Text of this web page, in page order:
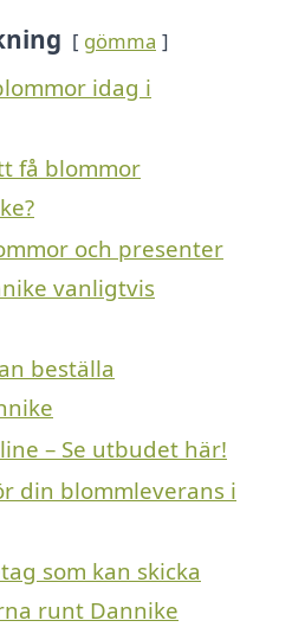
gömma
idag i
få blommor
och presenter
vanligtvis
beställa
– Se utbudet här!
din blommleverans i
som kan skicka
runt Dannike